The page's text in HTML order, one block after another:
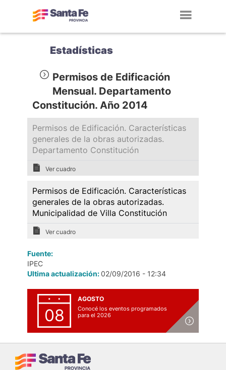
Estadísticas
Permisos de Edificación
Mensual. Departamento
Constitución. Año 2014
Permisos de Edificación. Características
generales de la obras autorizadas.
Departamento Constitución
Ver cuadro
Permisos de Edificación. Características
generales de la obras autorizadas.
Municipalidad de Villa Constitución
Ver cuadro
Fuente:
IPEC
Ultima actualización:02/09/2016 - 12:34
08
AGOSTO
Conocé los eventos programados
para el 2026